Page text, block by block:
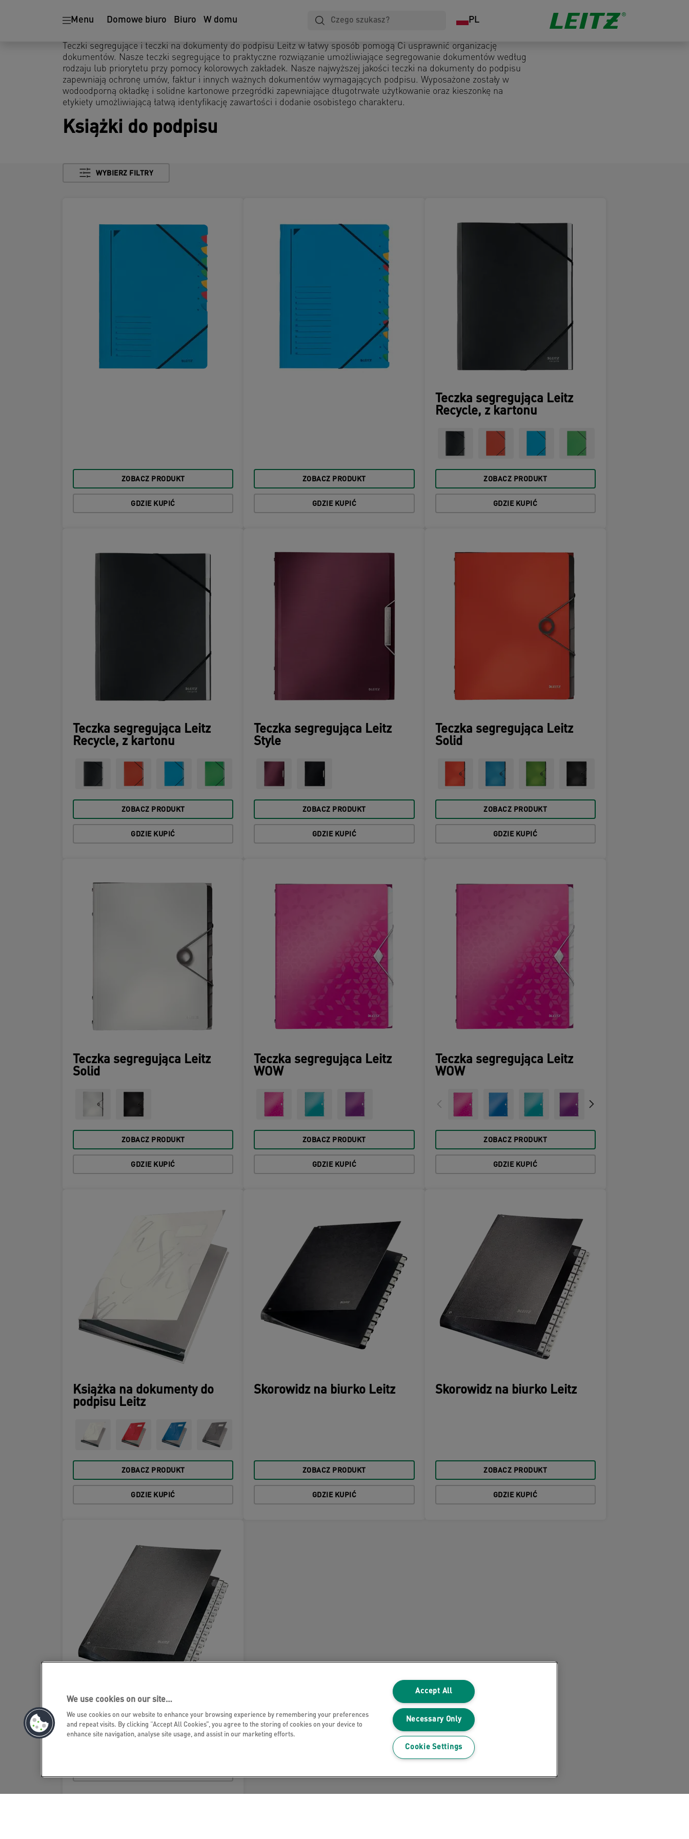
Menu Domowe biuro Biuro W domu PL
Teczki segregujące i teczki na dokumenty do podpisu Leitz w łatwy sposób pomogą Ci usprawnić organizację
dokumentów. Nasze teczki segregujące to praktyczne rozwiązanie umożliwiające segregowanie dokumentów według
rodzaju lub priorytetu przy pomocy kolorowych zakładek. Nasze najwyższej jakości teczki na dokumenty do podpisu
zapewniają ochronę umów, faktur i innych ważnych dokumentów wymagających podpisu. Wyposażone zostały w
wodoodporną okładkę i solidne kartonowe przegródki zapewniające długotrwałe użytkowanie oraz kieszonkę na
etykiety umożliwiającą łatwą identyfikację zawartości i dodanie osobistego charakteru.
Książki do podpisu
WYBIERZ FILTRY
ZOBACZ PRODUKT
GDZIE KUPIĆ
ZOBACZ PRODUKT
GDZIE KUPIĆ
Teczka segregująca Leitz
Recycle, z kartonu
ZOBACZ PRODUKT
GDZIE KUPIĆ
Teczka segregująca Leitz
Recycle, z kartonu
ZOBACZ PRODUKT
GDZIE KUPIĆ
Teczka segregująca Leitz
Style
ZOBACZ PRODUKT
GDZIE KUPIĆ
Teczka segregująca Leitz
Solid
ZOBACZ PRODUKT
GDZIE KUPIĆ
Teczka segregująca Leitz
Solid
ZOBACZ PRODUKT
GDZIE KUPIĆ
Teczka segregująca Leitz
WOW
ZOBACZ PRODUKT
GDZIE KUPIĆ
Teczka segregująca Leitz
WOW
ZOBACZ PRODUKT
GDZIE KUPIĆ
Książka na dokumenty do
podpisu Leitz
ZOBACZ PRODUKT
GDZIE KUPIĆ
Skorowidz na biurko Leitz
ZOBACZ PRODUKT
GDZIE KUPIĆ
Skorowidz na biurko Leitz
ZOBACZ PRODUKT
GDZIE KUPIĆ
Skorowidz na biurko Leitz
We use cookies on our site…
We use cookies on our website to enhance your browsing experience by remembering your preferences
and repeat visits. By clicking “Accept All Cookies”, you agree to the storing of cookies on your device to
enhance site navigation, analyse site usage, and assist in our marketing efforts.
Accept All
Necessary Only
Cookie Settings